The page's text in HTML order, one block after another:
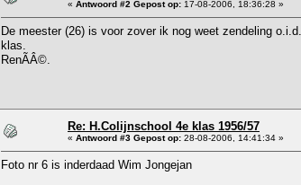
« Antwoord #2 Gepost op: 17-08-2006, 18:36:28 »
De meester (26) is voor zover ik nog weet zendeling
klas.
RenÃÂ©.
Re: H.Colijnschool 4e klas 1956/57
« Antwoord #3 Gepost op: 28-08-2006, 14:41:34 »
Foto nr 6 is inderdaad Wim Jongejan